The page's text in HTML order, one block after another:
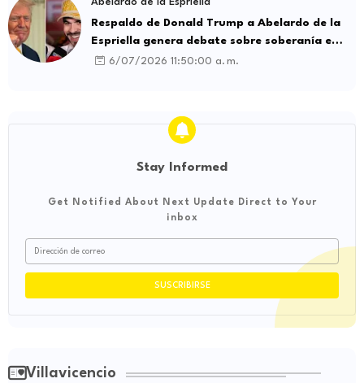
Respaldo de Donald Trump a Abelardo de la
Espriella genera debate sobre soberanía e
influencia internacional
6/07/2026 11:50:00 a. m.
Stay Informed
Get Notified About Next Update Direct to Your
inbox
Villavicencio